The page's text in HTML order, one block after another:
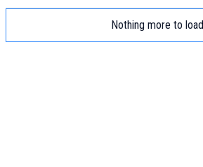
Nothing more to load